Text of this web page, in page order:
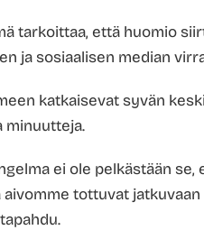
tarkoittaa, että huomio
ja sosiaalisen median
katkaisevat syvän
minuutteja.
ei ole pelkästään se,
tottuvat